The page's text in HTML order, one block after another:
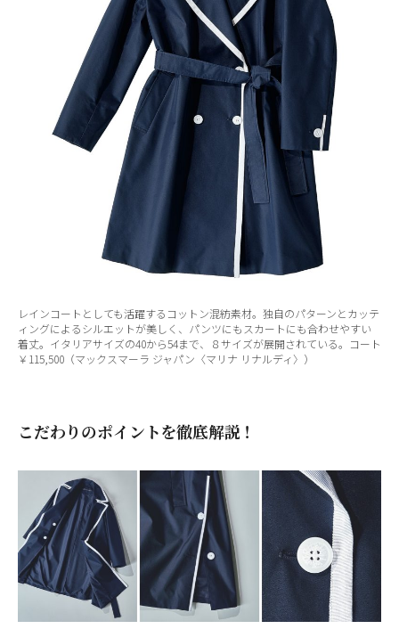
レインコートとしても活躍するコットン混紡素材。独自のパターンとカッテ
ィングによるシルエットが美しく、パンツにもスカートにも合わせやすい
着丈。イタリアサイズの40から54まで、８サイズが展開されている。コート
￥115,500（マックスマーラ ジャパン〈マリナ リナルディ〉）
こだわりのポイントを徹底解説！